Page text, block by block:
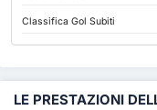
Classifica Gol Subiti
LE PRESTAZIONI